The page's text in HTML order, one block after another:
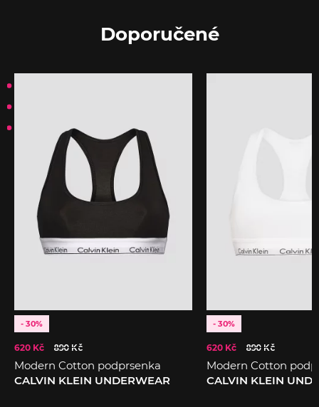
Doporučené
- 30%
620 Kč 890 Kč
Modern Cotton podprsenka
CALVIN KLEIN UNDERWEAR
- 30%
620 Kč 890 Kč
Modern Cotton
CALVIN KLEIN